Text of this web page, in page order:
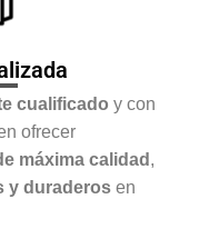
cualificado y con
ofrecer
máxima calidad ,
y duraderos en